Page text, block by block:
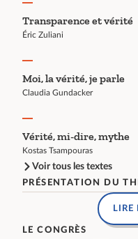
Transparence et vérité
Éric Zuliani
Moi, la vérité, je parle
Claudia Gundacker
Vérité, mi-dire, mythe
Kostas Tsampouras
Voir tous les textes
PRÉSENTATION DU
LIRE
LE CONGRÈS